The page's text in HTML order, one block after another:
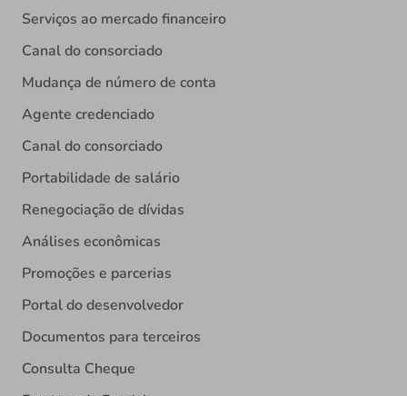
Serviços ao mercado financeiro
Canal do consorciado
Mudança de número de conta
Agente credenciado
Canal do consorciado
Portabilidade de salário
Renegociação de dívidas
Análises econômicas
Promoções e parcerias
Portal do desenvolvedor
Documentos para terceiros
Consulta Cheque